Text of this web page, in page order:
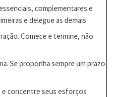
complementares e
e delegue as demais
Comece e termine, não
Se proponha sempre um prazo
e concentre seus esforços